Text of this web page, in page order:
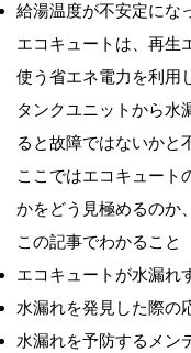
給湯温度が不安定にな
エコキュートは、再生
使う省エネ電力を利用
タンクユニットから水
ると故障ではないかと
ここではエコキュート
かをどう見極めるのか
この記事でわかること
エコキュートが水漏れ
水漏れを発見した際の
水漏れを予防するメン